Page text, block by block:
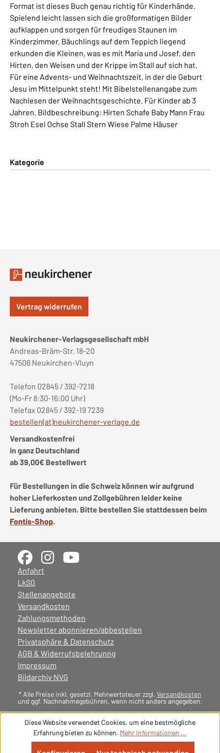
Format ist dieses Buch genau richtig für Kinderhände.
Spielend leicht lassen sich die großformatigen Bilder
aufklappen und sorgen für freudiges Staunen im
Kinderzimmer. Bäuchlings auf dem Teppich liegend
erkunden die Kleinen, was es mit Maria und Josef, den
Hirten, den Weisen und der Krippe im Stall auf sich hat.
Für eine Advents- und Weihnachtszeit, in der die Geburt
Jesu im Mittelpunkt steht! Mit Bibelstellenangabe zum
Nachlesen der Weihnachtsgeschichte. Für Kinder ab 3
Jahren. Bildbeschreibung: Hirten Schafe Baby Mann Frau
Stroh Esel Ochse Stall Stern Wiese Palme Häuser
Kategorie
Vertrag widerrufen
Neukirchener-Verlagsgesellschaft mbH
Andreas-Bräm-Str. 18-20
47506 Neukirchen-Vluyn
Telefon 02845 / 392-7218
(Mo-Fr 8:30-16:00 Uhr)
Telefax 02845 / 392-19 7239
bestellen(at)neukirchener-verlage.de
Versandkostenfrei
in ganz Deutschland
ab 39,00€ Bestellwert
Für Bestellungen in die Schweiz können wir aufgrund
hoher Lieferkosten und Zollgebühren leider keine
Lieferung anbieten. Bitte bestellen Sie stattdessen beim
Fontis-Shop.
Anfahrt
LkSG
Stellenangebote
Versandkosten
Zahlungsmethoden
Newsletter abonnieren/abbestellen
Privatsphäre & Datenschutz
AGB & Widerrufsbelehrunng
Impressum
Bildarchiv NVG
* Alle Preise inkl. gesetzl. Mehrwertsteuer zzgl. Versandkosten
und ggf. Nachnahmegebühren, wenn nicht anders angegeben.
Diese Website verwendet Cookies, um eine bestmögliche
Erfahrung bieten zu können. Mehr Informationen ...